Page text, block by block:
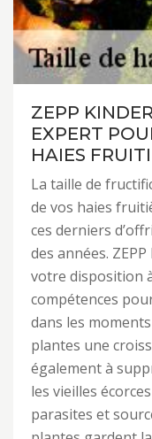
ZEPP
EXPERT
HAIES
La taille de
de vos haies
ces derniers
des années.
votre disposition
compétences
dans les
plantes une
également à
les vieilles
parasites et